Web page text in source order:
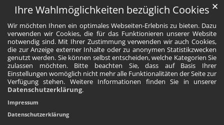
Ihre Wahlmöglichkeiten bezüglich Cookies
Wir möchten Ihnen ein optimales Webseiten-Erlebnis zu bieten. Dazu
verwenden wir Cookies, die für das Funktionieren unserer Website
notwendig sind. Mit Ihrer Zustimmung verwenden wir auch Cookies,
die zur Anzeige externer Inhalte oder zu anonymen Statistikzwecken
genutzt werden. Sie können selbst entscheiden, welche Kategorien Sie
zulassen möchten. Bitte beachten Sie, dass auf Basis Ihrer
Einstellungen womöglich nicht mehr alle Funktionalitäten der Seite zur
Verfügung stehen. Weitere Informationen finden Sie in unserer
Datenschutzerklärung.
✕
Impressum
Datenschutzerklärung